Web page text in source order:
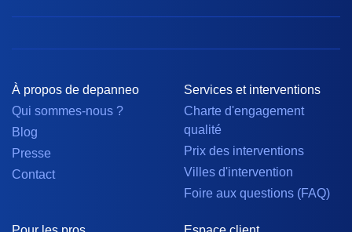
À propos de depanneo
Qui sommes-nous ?
Blog
Presse
Contact
Services et interventions
Charte d'engagement
qualité
Prix des interventions
Villes d'intervention
Foire aux questions (FAQ)